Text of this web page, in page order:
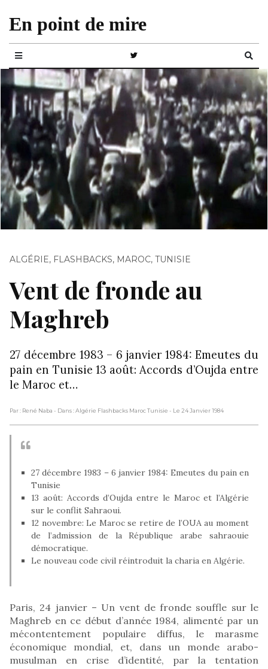
En point de mire
ALGÉRIE, FLASHBACKS, MAROC, TUNISIE
Vent de fronde au
Maghreb
27 décembre 1983 – 6 janvier 1984: Emeutes du
pain en Tunisie 13 août: Accords d’Oujda entre
le Maroc et…
Par : René Naba - Dans : Algérie Flashbacks Maroc Tunisie - Le 24 Janvier 1984
27 décembre 1983 – 6 janvier 1984: Emeutes du pain en
Tunisie
13 août: Accords d’Oujda entre le Maroc et l’Algérie
sur le conflit Sahraoui.
12 novembre: Le Maroc se retire de l’OUA au moment
de l’admission de la République arabe sahraouie
démocratique.
Le nouveau code civil réintroduit la charia en Algérie.
Paris, 24 janvier – Un vent de fronde souffle sur le
Maghreb en ce début d’année 1984, alimenté par un
mécontentement populaire diffus, le marasme
économique mondial, et, dans un monde arabo-
musulman en crise d’identité, par la tentation